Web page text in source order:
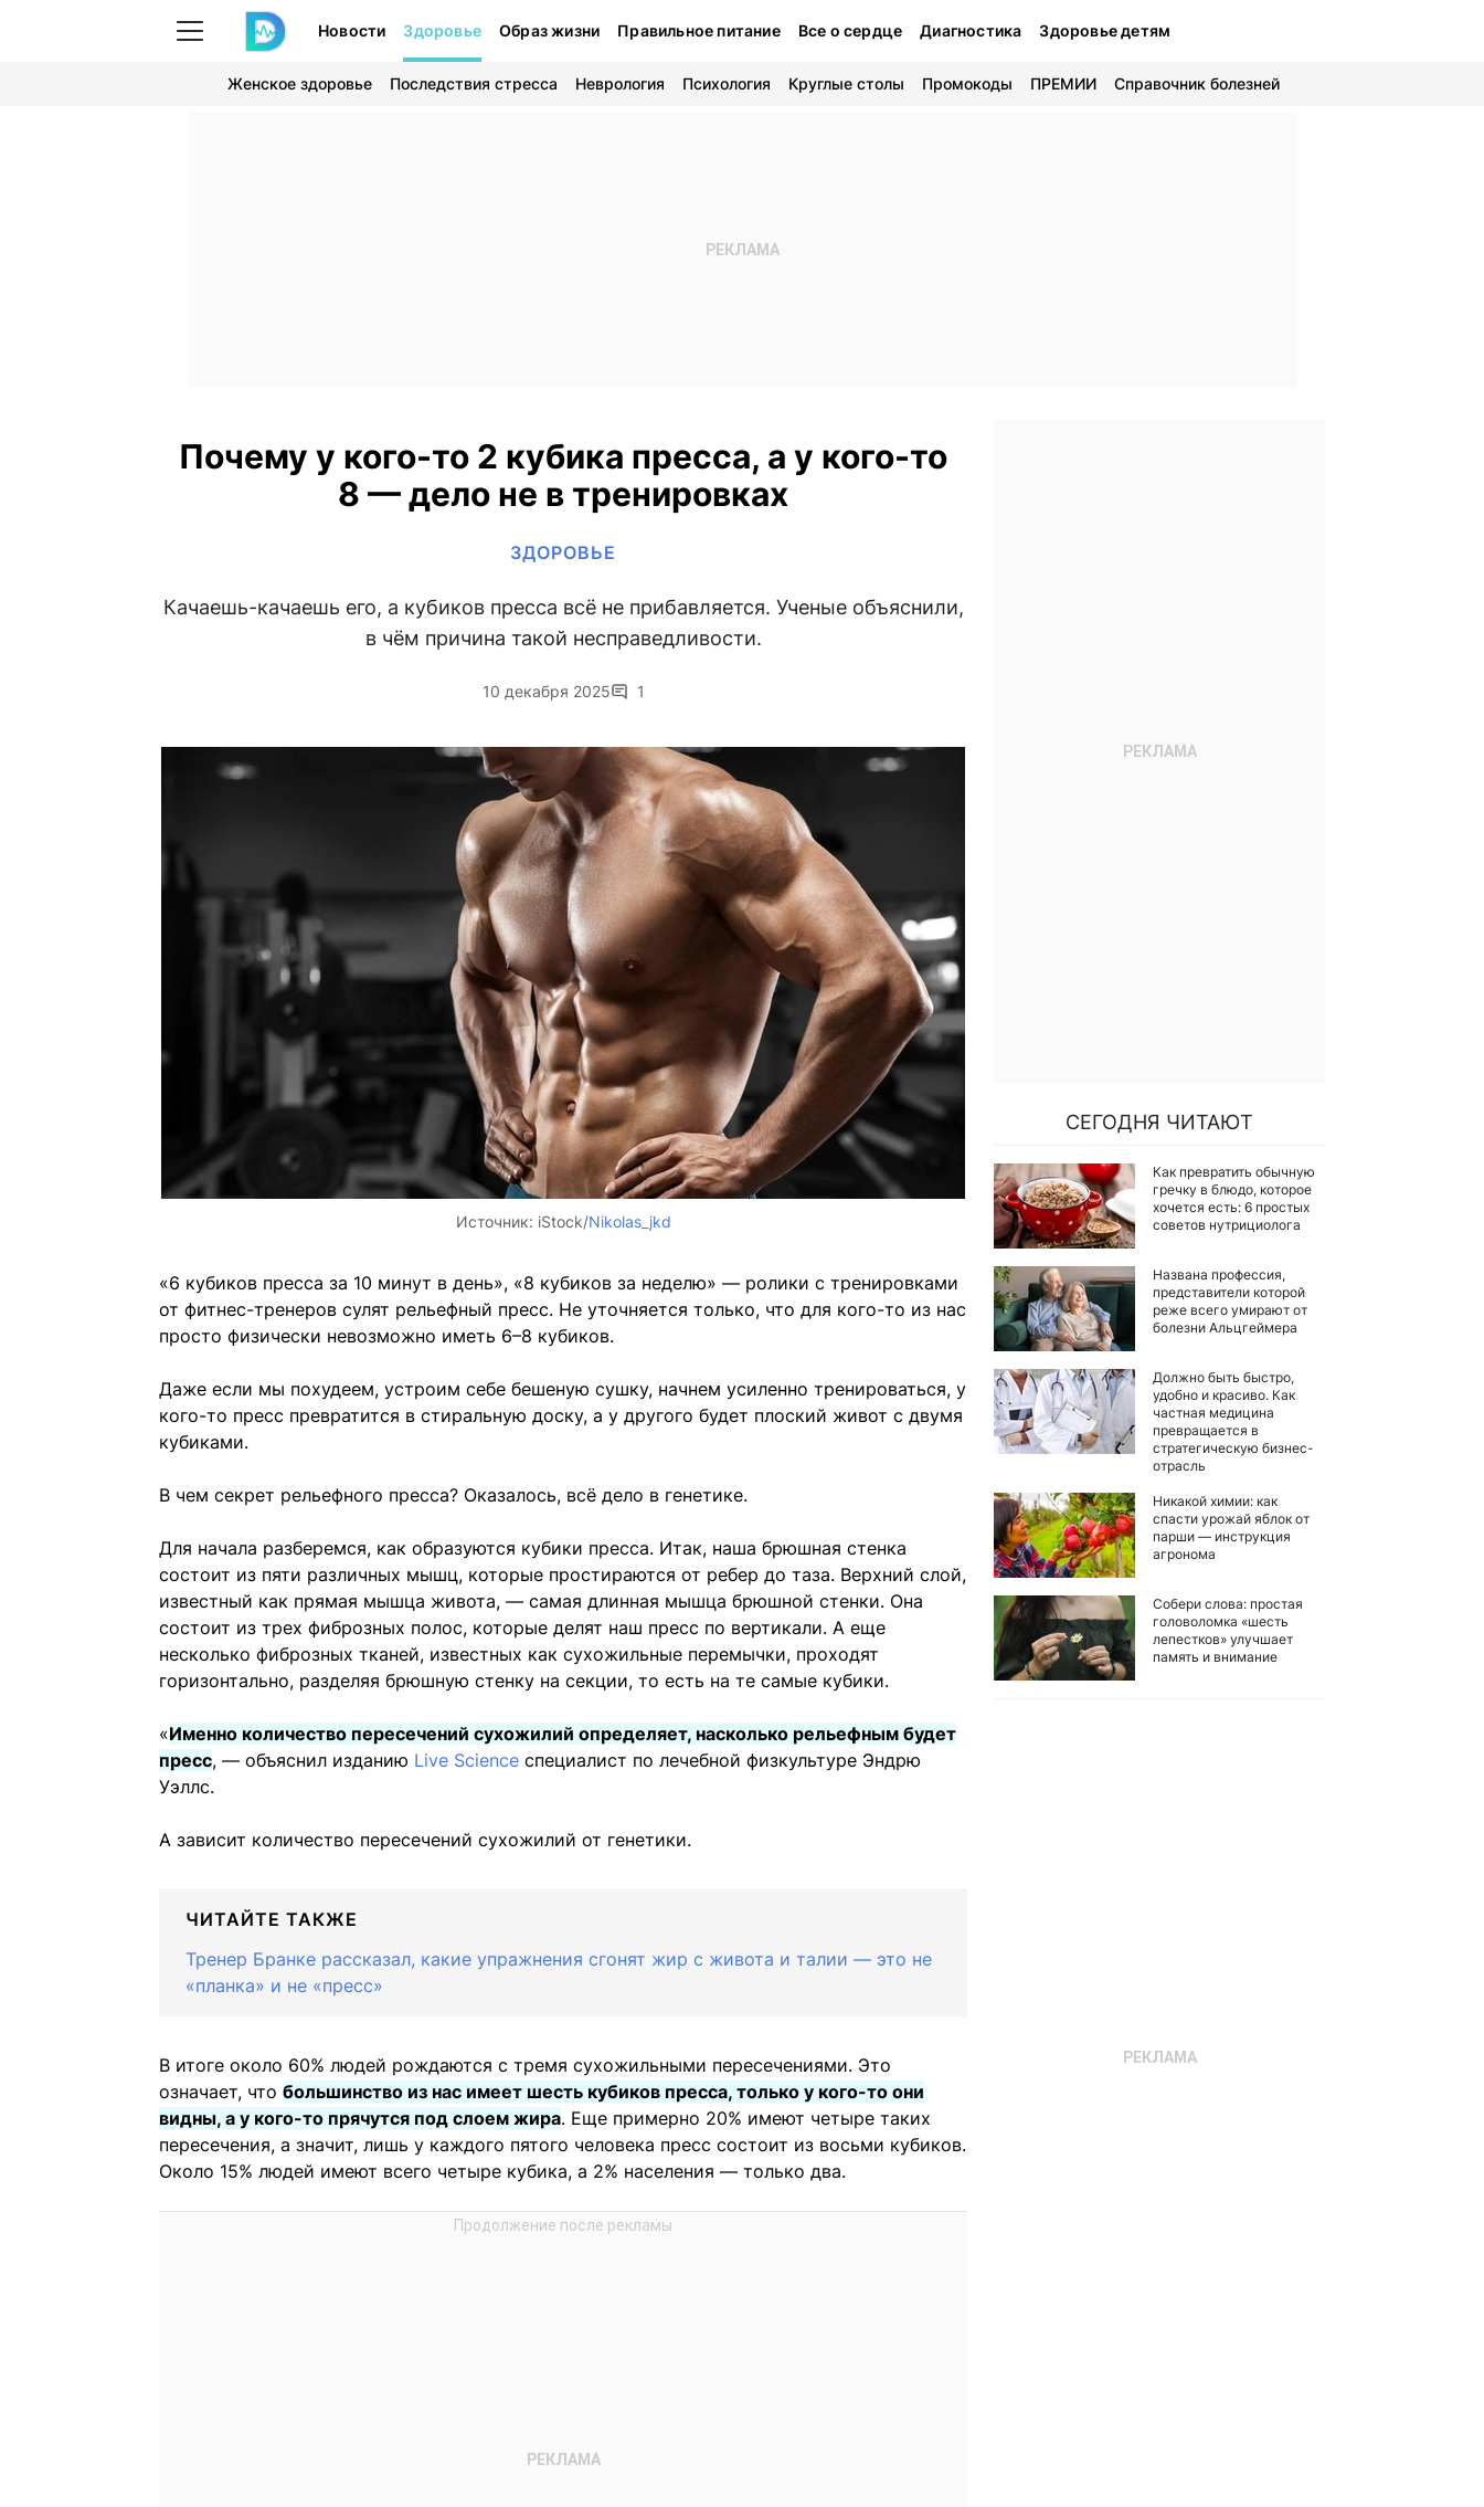
Новости Здоровье Образ жизни Правильное питание Все о сердце Диагностика Здоровье детям
Женское здоровье Последствия стресса Неврология Психология Круглые столы Промокоды ПРЕМИИ Справочник болезней
Почему у кого-то 2 кубика пресса, а у кого-то
8 — дело не в тренировках
ЗДОРОВЬЕ
Качаешь-качаешь его, а кубиков пресса всё не прибавляется. Ученые объяснили,
в чём причина такой несправедливости.
10 декабря 2025 1
Источник: iStock/Nikolas_jkd
«6 кубиков пресса за 10 минут в день», «8 кубиков за неделю» — ролики с тренировками
от фитнес-тренеров сулят рельефный пресс. Не уточняется только, что для кого-то из нас
просто физически невозможно иметь 6–8 кубиков.
Даже если мы похудеем, устроим себе бешеную сушку, начнем усиленно тренироваться, у
кого-то пресс превратится в стиральную доску, а у другого будет плоский живот с двумя
кубиками.
В чем секрет рельефного пресса? Оказалось, всё дело в генетике.
Для начала разберемся, как образуются кубики пресса. Итак, наша брюшная стенка
состоит из пяти различных мышц, которые простираются от ребер до таза. Верхний слой,
известный как прямая мышца живота, — самая длинная мышца брюшной стенки. Она
состоит из трех фиброзных полос, которые делят наш пресс по вертикали. А еще
несколько фиброзных тканей, известных как сухожильные перемычки, проходят
горизонтально, разделяя брюшную стенку на секции, то есть на те самые кубики.
«Именно количество пересечений сухожилий определяет, насколько рельефным будет
пресс, — объяснил изданию Live Science специалист по лечебной физкультуре Эндрю
Уэллс.
А зависит количество пересечений сухожилий от генетики.
ЧИТАЙТЕ ТАКЖЕ
Тренер Бранке рассказал, какие упражнения сгонят жир с живота и талии — это не
«планка» и не «пресс»
В итоге около 60% людей рождаются с тремя сухожильными пересечениями. Это
означает, что большинство из нас имеет шесть кубиков пресса, только у кого-то они
видны, а у кого-то прячутся под слоем жира. Еще примерно 20% имеют четыре таких
пересечения, а значит, лишь у каждого пятого человека пресс состоит из восьми кубиков.
Около 15% людей имеют всего четыре кубика, а 2% населения — только два.
СЕГОДНЯ ЧИТАЮТ
Как превратить обычную
гречку в блюдо, которое
хочется есть: 6 простых
советов нутрициолога
Названа профессия,
представители которой
реже всего умирают от
болезни Альцгеймера
Должно быть быстро,
удобно и красиво. Как
частная медицина
превращается в
стратегическую бизнес-
отрасль
Никакой химии: как
спасти урожай яблок от
парши — инструкция
агронома
Собери слова: простая
головоломка «шесть
лепестков» улучшает
память и внимание